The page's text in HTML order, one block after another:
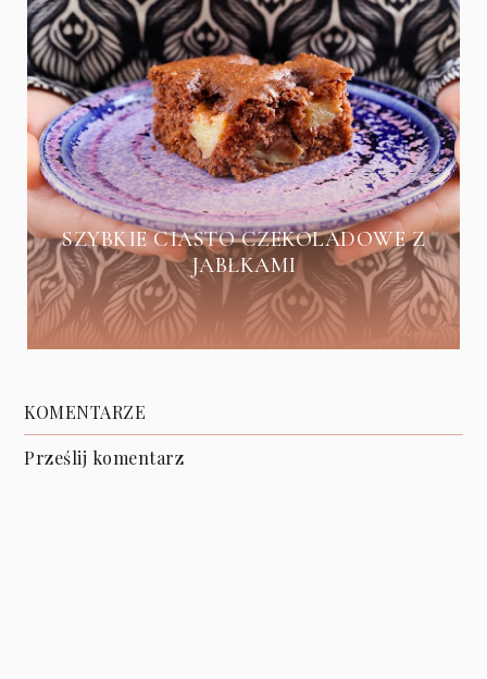
SZYBKIE CIASTO CZEKOLADOWE Z
JABŁKAMI
KOMENTARZE
Prześlij komentarz